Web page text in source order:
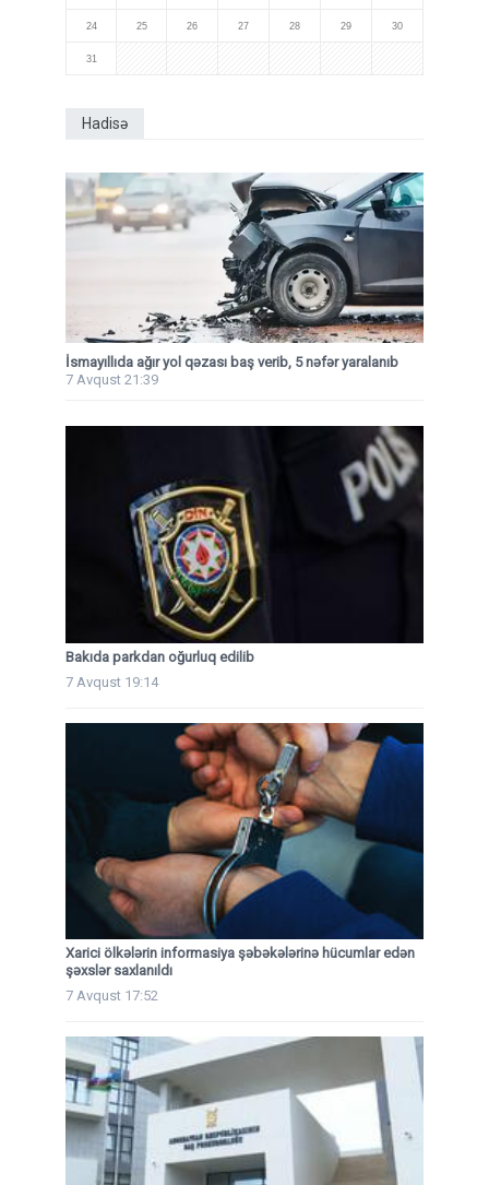
24 25 26 27 28 29 30
31
Hadisə
İsmayıllıda ağır yol qəzası baş verib, 5 nəfər yaralanıb
7 Avqust 21:39
Bakıda parkdan oğurluq edilib
7 Avqust 19:14
Xarici ölkələrin informasiya şəbəkələrinə hücumlar edən
şəxslər saxlanıldı
7 Avqust 17:52